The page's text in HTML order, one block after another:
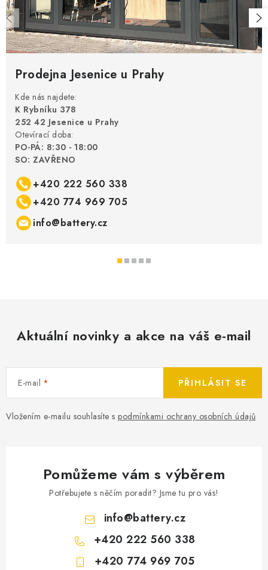
Prodejna Jesenice u Prahy
Kde nás najdete:
K Rybníku 378
252 42 Jesenice u Prahy
Otevírací doba:
PO-PÁ: 8:30 - 18:00
SO: ZAVŘENO
+420 222 560 338
+420 774 969 705
info@battery.cz
Aktuální novinky a akce na váš e-mail
E-mail
Vložením e-mailu souhlasíte s podmínkami ochrany osobních údajů
PŘIHLÁSIT SE
Pomůžeme vám s výběrem
Potřebujete s něčím poradit? Jsme tu pro vás!
info@battery.cz
+420 222 560 338
+420 774 969 705